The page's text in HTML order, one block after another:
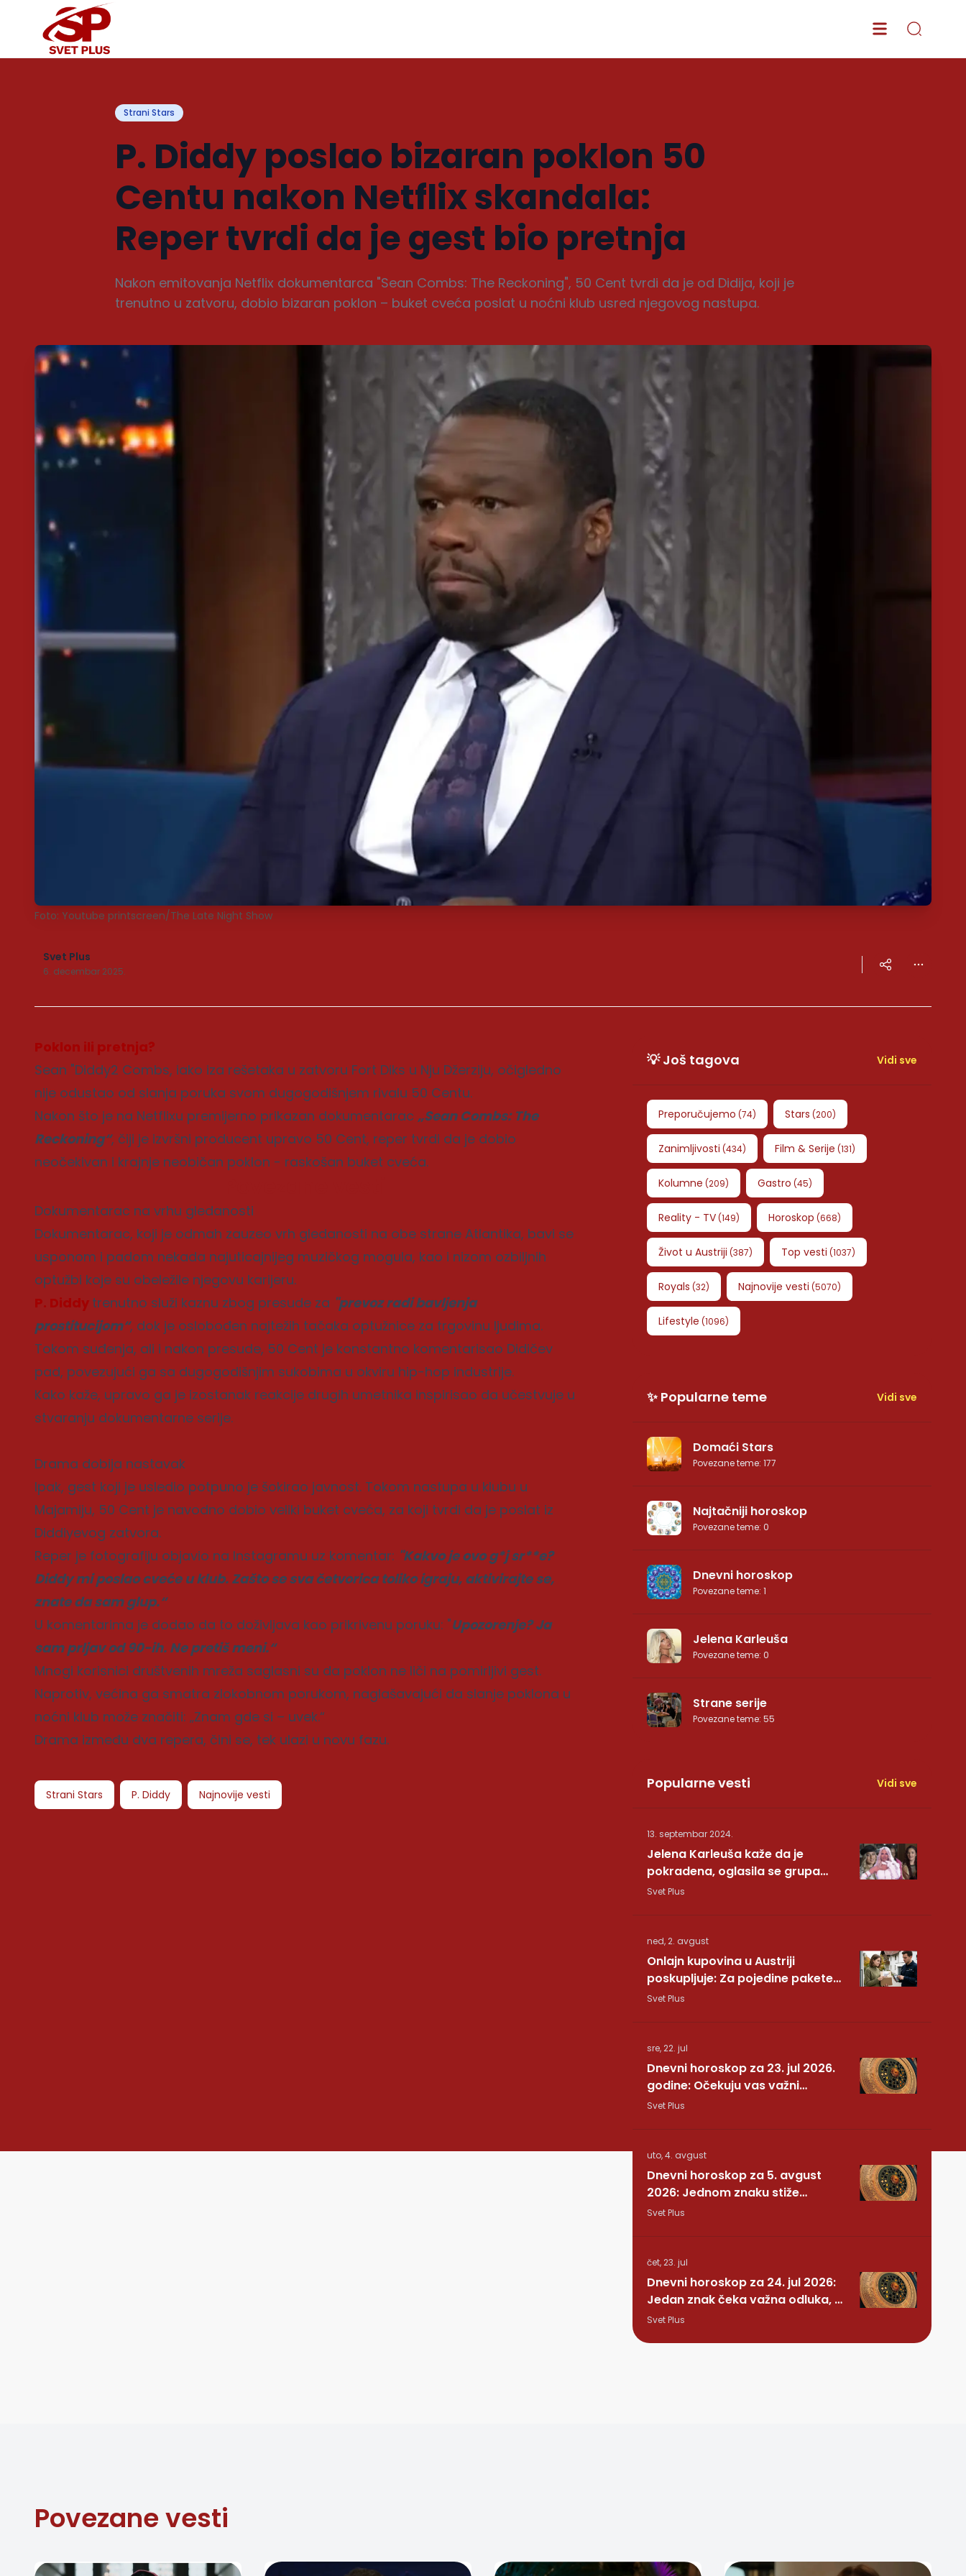
Strani Stars
P. Diddy poslao bizaran poklon 50
Centu nakon Netflix skandala:
Reper tvrdi da je gest bio pretnja
Nakon emitovanja Netflix dokumentarca "Sean Combs: The Reckoning", 50 Cent tvrdi da je od Didija, koji je
trenutno u zatvoru, dobio bizaran poklon – buket cveća poslat u noćni klub usred njegovog nastupa.
Foto: Youtube printscreen/The Late Night Show
Svet Plus
6. decembar 2025.
Poklon ili pretnja?
Sean "Diddy2 Combs, iako iza rešetaka u zatvoru Fort Diks u Nju Džerziju, očigledno
nije odustao od slanja poruka svom dugogodišnjem rivalu 50 Centu.
Nakon što je na Netflixu premijerno prikazan dokumentarac „Sean Combs: The
Reckoning“, čiji je izvršni producent upravo 50 Cent, reper tvrdi da je dobio
neočekivan i krajnje neobičan poklon - raskošan buket cveća.
Dokumentarac na vrhu gledanosti
Dokumentarac, koji je odmah zauzeo vrh gledanosti na obe strane Atlantika, bavi se
usponom i padom nekada najuticajnijeg muzičkog mogula, kao i nizom ozbiljnih
optužbi koje su obeležile njegovu karijeru.
P. Diddy trenutno služi kaznu zbog presude za "prevoz radi bavljenja
prostitucijom“, dok je oslobođen najtežih tačaka optužnice za trgovinu ljudima.
Tokom suđenja, ali i nakon presude, 50 Cent je konstantno komentarisao Didičev
pad, povezujući ga sa dugogodišnjim sukobima u okviru hip-hop industrije.
Kako kaže, upravo ga je izostanak reakcije drugih umetnika inspirisao da učestvuje u
stvaranju dokumentarne serije.
Drama dobija nastavak
Ipak, gest koji je usledio potpuno je šokirao javnost. Tokom nastupa u klubu u
Majamiju, 50 Cent je navodno dobio veliki buket cveća, za koji tvrdi da je poslat iz
Diddiyevog zatvora.
Reper je fotografiju objavio na Instagramu uz komentar: "Kakvo je ovo g*j sr**e?
Diddy mi poslao cveće u klub. Zašto se sva četvorica toliko igraju, aktivirajte se,
znate da sam glup.“
U komentarima je dodao da to doživljava kao prikrivenu poruku: "Upozorenje? Ja
sam prljav od 90-ih. Ne pretiš meni.“
Mnogi korisnici društvenih mreža saglasni su da poklon ne liči na pomirljivi gest.
Naprotiv, većina ga smatra zlokobnom porukom, naglašavajući da slanje poklona u
noćni klub može značiti: „Znam gde si – uvek.“
Drama između dva repera, čini se, tek ulazi u novu fazu.
Strani Stars P. Diddy Najnovije vesti
💡 Još tagova Vidi sve
Preporučujemo (74) Stars (200)
Zanimljivosti (434) Film & Serije (131)
Kolumne (209) Gastro (45)
Reality - TV(149) Horoskop (668)
Život u Austriji (387) Top vesti (1037)
Royals (32) Najnovije vesti (5070)
Lifestyle (1096)
✨ Popularne teme Vidi sve
Domaći Stars
Povezane teme: 177
Najtačniji horoskop
Povezane teme: 0
Dnevni horoskop
Povezane teme: 1
Jelena Karleuša
Povezane teme: 0
Strane serije
Povezane teme: 55
Popularne vesti Vidi sve
13. septembar 2024.
Jelena Karleuša kaže da je
pokradena, oglasila se grupa
Hurricane: Pesma RUNDE je naša!
Svet Plus
ned, 2. avgust
Onlajn kupovina u Austriji
poskupljuje: Za pojedine pakete
dodatnih 7,40 evra
Svet Plus
sre, 22. jul
Dnevni horoskop za 23. jul 2026.
godine: Očekuju vas važni
preokreti!
Svet Plus
uto, 4. avgust
Dnevni horoskop za 5. avgust
2026: Jednom znaku stiže
potvrda koju je dugo čekao
Svet Plus
čet, 23. jul
Dnevni horoskop za 24. jul 2026:
Jedan znak čeka važna odluka, a
nekome stiže iznenađenje
Svet Plus
Povezane vesti